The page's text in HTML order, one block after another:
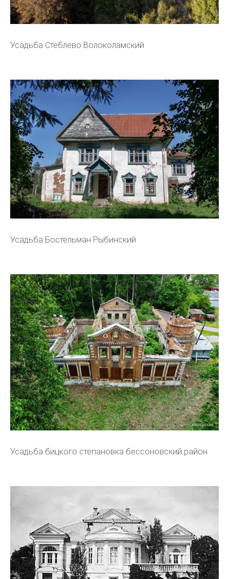
Усадьба Стеблево Волоколамский
Усадьба Бостельман Рыбинский
Усадьба бицкого степановка бессоновский район